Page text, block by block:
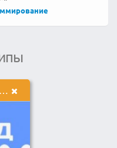
Переведу текст С Английского на Русский